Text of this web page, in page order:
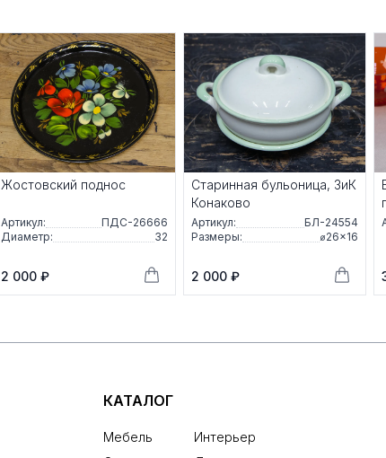
Жостовский поднос
Артикул:
ПДС-26666
Диаметр:
32
2 000 ₽
Старинная бульоница, ЗиК
Конаково
Артикул:
БЛ-24554
Размеры:
⌀26×16
2 000 ₽
КАТАЛОГ
Мебель
Интерьер